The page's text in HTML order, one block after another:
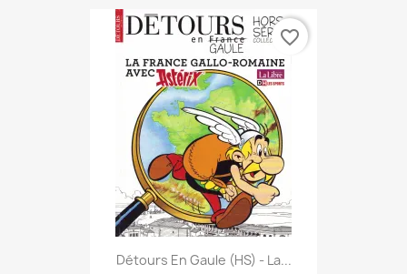
Détours En Gaule (HS) - La...
favorite_border